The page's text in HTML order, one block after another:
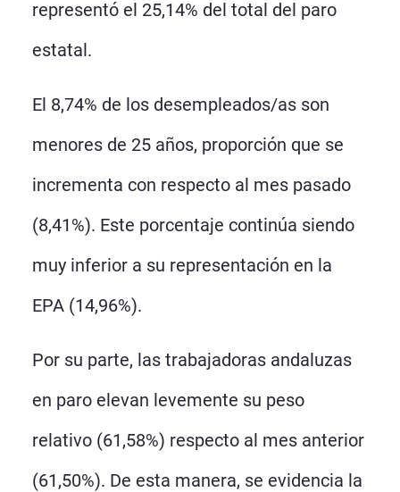
representó el 25,14% del total del paro
estatal.
El 8,74% de los desempleados/as son
menores de 25 años, proporción que se
incrementa con respecto al mes pasado
(8,41%). Este porcentaje continúa siendo
muy inferior a su representación en la
EPA (14,96%).
Por su parte, las trabajadoras andaluzas
en paro elevan levemente su peso
relativo (61,58%) respecto al mes anterior
(61,50%). De esta manera, se evidencia la